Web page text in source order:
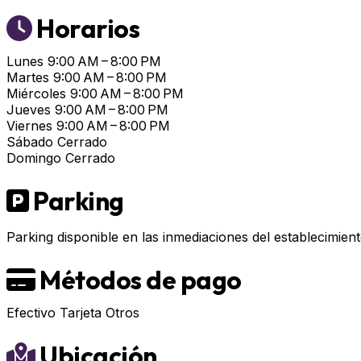
Horarios
Lunes 9:00 AM – 8:00 PM
Martes 9:00 AM – 8:00 PM
Miércoles 9:00 AM – 8:00 PM
Jueves 9:00 AM – 8:00 PM
Viernes 9:00 AM – 8:00 PM
Sábado Cerrado
Domingo Cerrado
Parking
Parking disponible en las inmediaciones del
Métodos de pago
Efectivo Tarjeta Otros